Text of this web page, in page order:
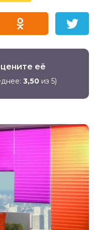
её
3,50из 5)